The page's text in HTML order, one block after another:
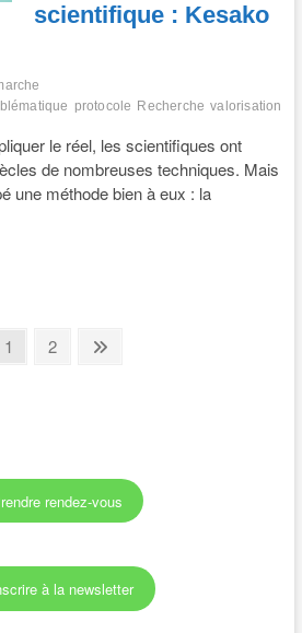
scientifique : Kesako
protocole Recherche valorisation
le réel, les scientifiques ont
de nombreuses techniques. Mais
une méthode bien à eux : la
Page
1 Page
2
rendez-vous
à la newsletter